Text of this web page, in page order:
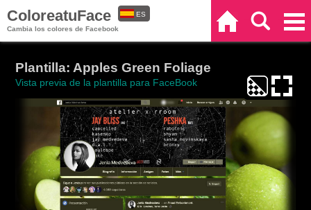
ColoreatuFace
Cambia los colores de Facebook
ES
Plantilla: Apples Green Foliage
Vista previa de la plantilla para FaceBook